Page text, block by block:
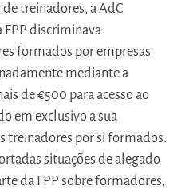
treinadores, a AdC
discriminava
formados por empresas
mediante a
de €500 para acesso ao
em exclusivo a sua
treinadores por si formados.
situações de alegado
da FPP sobre formadores,